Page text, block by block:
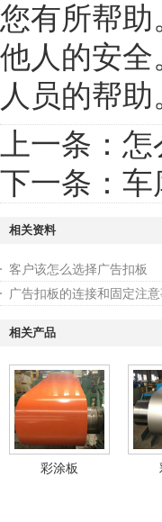
您有所帮
他人的安
人员的帮
上一条： 怎
下一条： 车
相关资料
客户该怎么选择广告扣板
广告扣板的连接和固定注
相关产品
彩涂板